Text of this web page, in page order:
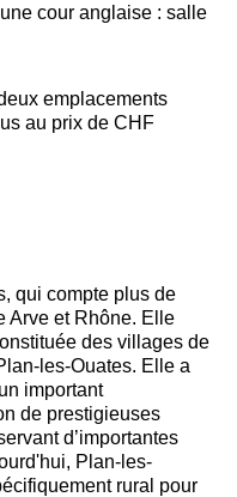
cour anglaise : salle
emplacements
au prix de CHF
qui compte plus de
Arve et Rhône. Elle
des villages de
les-Ouates. Elle a
important
de prestigieuses
d’importantes
Plan-les-
rural pour